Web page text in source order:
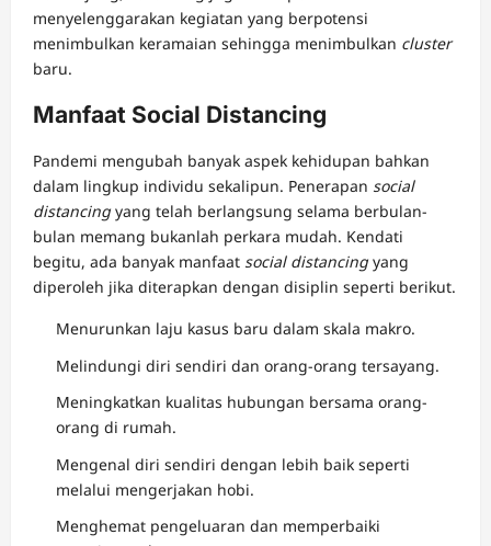
menyelenggarakan kegiatan yang berpotensi
menimbulkan keramaian sehingga menimbulkan cluster
baru.
Manfaat Social Distancing
Pandemi mengubah banyak aspek kehidupan bahkan
dalam lingkup individu sekalipun. Penerapan social
distancingyang telah berlangsung selama berbulan-
bulan memang bukanlah perkara mudah. Kendati
begitu, ada banyak manfaat social distancingyang
diperoleh jika diterapkan dengan disiplin seperti berikut.
Menurunkan laju kasus baru dalam skala makro.
Melindungi diri sendiri dan orang-orang tersayang.
Meningkatkan kualitas hubungan bersama orang-
orang di rumah.
Mengenal diri sendiri dengan lebih baik seperti
melalui mengerjakan hobi.
Menghemat pengeluaran dan memperbaiki